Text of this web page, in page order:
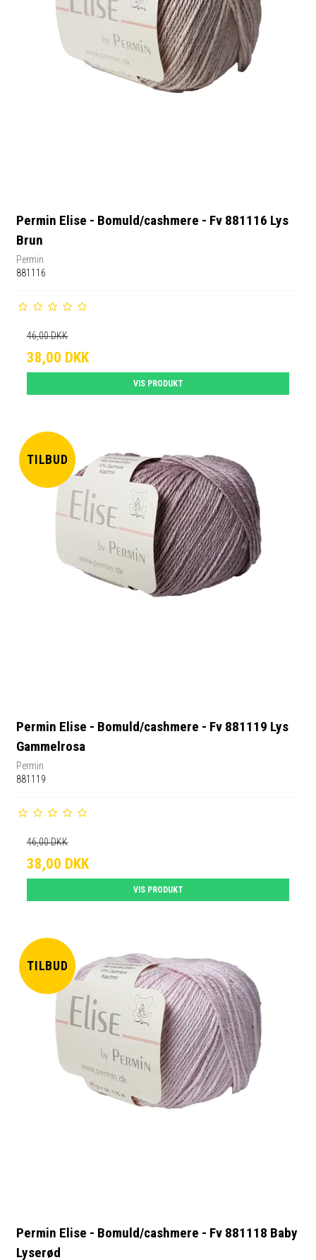
Permin Elise - Bomuld/cashmere - Fv 881116 Lys
Brun
Permin
881116
46,00 DKK
38,00 DKK
VIS PRODUKT
TILBUD
Permin Elise - Bomuld/cashmere - Fv 881119 Lys
Gammelrosa
Permin
881119
46,00 DKK
38,00 DKK
VIS PRODUKT
TILBUD
Permin Elise - Bomuld/cashmere - Fv 881118 Baby
Lyserød